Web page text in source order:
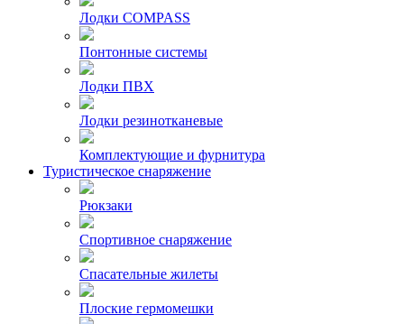
Лодки COMPASS
Понтонные системы
Лодки ПВХ
Лодки резинотканевые
Комплектующие и фурнитура
Туристическое снаряжение
Рюкзаки
Спортивное снаряжение
Спасательные жилеты
Плоские гермомешки